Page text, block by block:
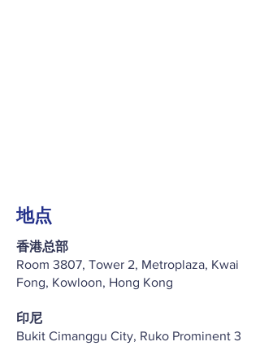
地点
香港总部
Room 3807, Tower 2, Metroplaza, Kwai
Fong, Kowloon, Hong Kong
印尼
Bukit Cimanggu City, Ruko Prominent 3